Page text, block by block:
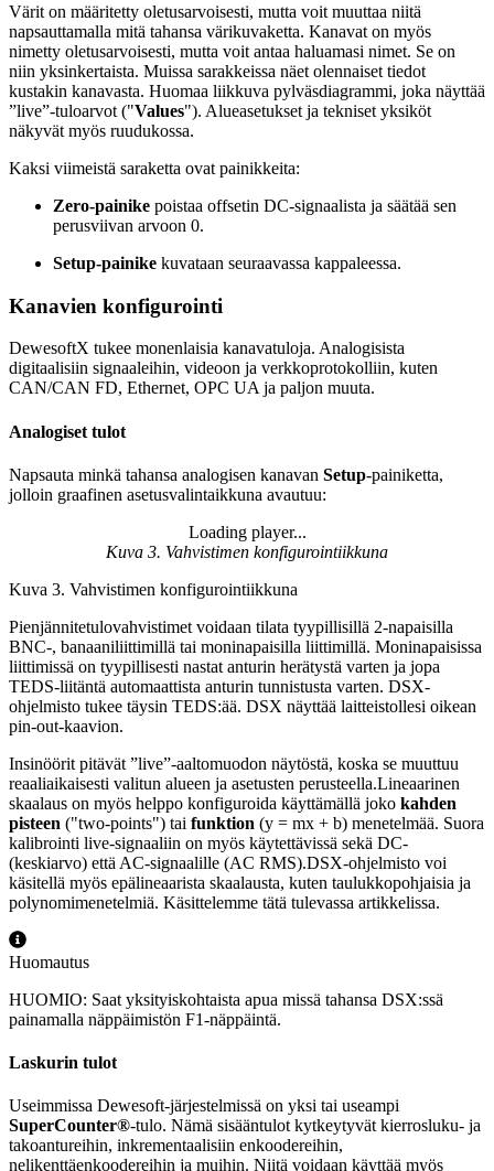
Värit on määritetty oletusarvoisesti, mutta voit muuttaa niitä
napsauttamalla mitä tahansa värikuvaketta. Kanavat on myös
nimetty oletusarvoisesti, mutta voit antaa haluamasi nimet. Se on
niin yksinkertaista. Muissa sarakkeissa näet olennaiset tiedot
kustakin kanavasta. Huomaa liikkuva pylväsdiagrammi, joka näyttää
”live”-tuloarvot ("Values"). Alueasetukset ja tekniset yksiköt
näkyvät myös ruudukossa.
Kaksi viimeistä saraketta ovat painikkeita:
Zero-painike poistaa offsetin DC-signaalista ja säätää sen
perusviivan arvoon 0.
Setup-painike kuvataan seuraavassa kappaleessa.
Kanavien konfigurointi
DewesoftX tukee monenlaisia kanavatuloja. Analogisista
digitaalisiin signaaleihin, videoon ja verkkoprotokolliin, kuten
CAN/CAN FD, Ethernet, OPC UA ja paljon muuta.
Analogiset tulot
Napsauta minkä tahansa analogisen kanavan Setup-painiketta,
jolloin graafinen asetusvalintaikkuna avautuu:
Loading player...
Loading video...
Kuva 3. Vahvistimen konfigurointiikkuna
Kuva 3. Vahvistimen konfigurointiikkuna
Pienjännitetulovahvistimet voidaan tilata tyypillisillä 2-napaisilla
BNC-, banaaniliittimillä tai moninapaisilla liittimillä. Moninapaisissa
liittimissä on tyypillisesti nastat anturin herätystä varten ja jopa
TEDS-liitäntä automaattista anturin tunnistusta varten. DSX-
ohjelmisto tukee täysin TEDS:ää. DSX näyttää laitteistollesi oikean
pin-out-kaavion.
Insinöörit pitävät ”live”-aaltomuodon näytöstä, koska se muuttuu
reaaliaikaisesti valitun alueen ja asetusten perusteella.Lineaarinen
skaalaus on myös helppo konfiguroida käyttämällä joko kahden
pisteen ("two-points") tai funktion (y = mx + b) menetelmää. Suora
kalibrointi live-signaaliin on myös käytettävissä sekä DC-
(keskiarvo) että AC-signaalille (AC RMS).DSX-ohjelmisto voi
käsitellä myös epälineaarista skaalausta, kuten taulukkopohjaisia ja
polynomimenetelmiä. Käsittelemme tätä tulevassa artikkelissa.
Huomautus
HUOMIO: Saat yksityiskohtaista apua missä tahansa DSX:ssä
painamalla näppäimistön F1-näppäintä.
Laskurin tulot
Useimmissa Dewesoft-järjestelmissä on yksi tai useampi
SuperCounter®-tulo. Nämä sisääntulot kytkeytyvät kierrosluku- ja
takoantureihin, inkrementaalisiin enkoodereihin,
nelikenttäenkoodereihin ja muihin. Niitä voidaan käyttää myös